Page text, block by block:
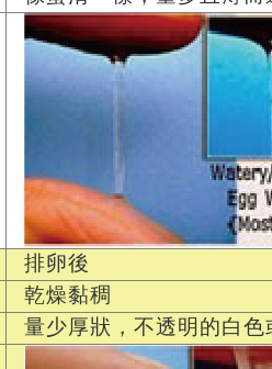
排卵後
乾燥黏稠
量少厚狀，不透明的白色